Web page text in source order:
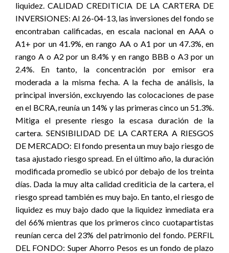
liquidez. CALIDAD CREDITICIA DE LA CARTERA DE
INVERSIONES: Al 26-04-13, las inversiones del fondo se
encontraban calificadas, en escala nacional en AAA o
A1+ por un 41.9%, en rango AA o A1 por un 47.3%, en
rango A o A2 por un 8.4% y en rango BBB o A3 por un
2.4%. En tanto, la concentración por emisor era
moderada a la misma fecha. A la fecha de análisis, la
principal inversión, excluyendo las colocaciones de pase
en el BCRA, reunía un 14% y las primeras cinco un 51.3%.
Mitiga el presente riesgo la escasa duración de la
cartera. SENSIBILIDAD DE LA CARTERA A RIESGOS
DE MERCADO: El fondo presenta un muy bajo riesgo de
tasa ajustado riesgo spread. En el último año, la duración
modificada promedio se ubicó por debajo de los treinta
días. Dada la muy alta calidad crediticia de la cartera, el
riesgo spread también es muy bajo. En tanto, el riesgo de
liquidez es muy bajo dado que la liquidez inmediata era
del 66% mientras que los primeros cinco cuotapartistas
reunían cerca del 23% del patrimonio del fondo. PERFIL
DEL FONDO: Super Ahorro Pesos es un fondo de plazo